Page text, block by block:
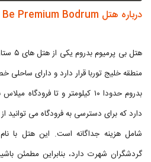
درباره هتل Be Premium Bodrum
هتل
منطقه خلیج توربا قرار دارد و دارای
دارد که برای دسترسی به فرودگاه می توانید
شامل هزینه جداگانه است. این هتل با